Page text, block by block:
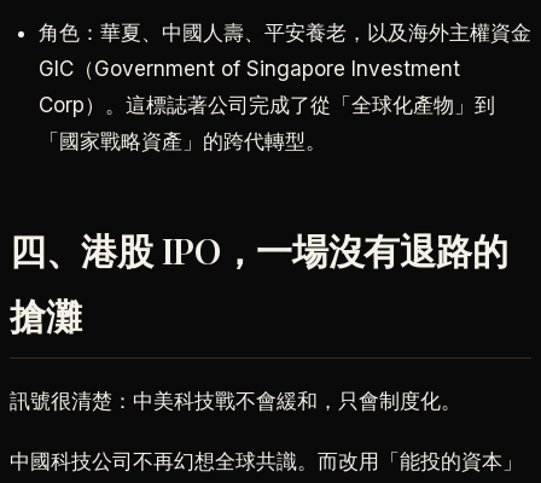
角色：華夏、中國人壽、平安養老，以及海外主權資金
GIC（Government of Singapore Investment
Corp）。這標誌著公司完成了從「全球化產物」到
「國家戰略資產」的跨代轉型。
四、港股 IPO，一場沒有退路的
搶灘
訊號很清楚：中美科技戰不會緩和，只會制度化。
中國科技公司不再幻想全球共識。而改用「能投的資本」